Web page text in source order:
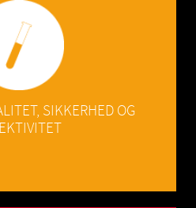
SIKKERHED OG
ekspertise inden for
konserveringsfrie